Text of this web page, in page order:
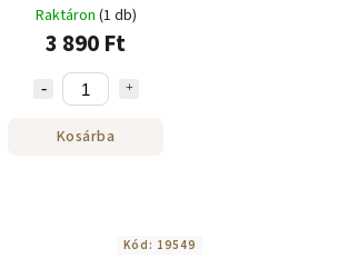
Raktáron (1 db)
3 890 Ft
Kosárba
Kód: 19549